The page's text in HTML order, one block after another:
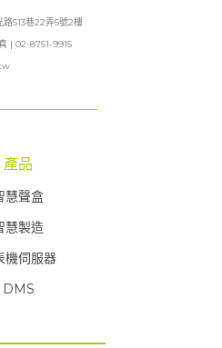
513巷22弄5號2樓
02-8751-9915
產品
慧聲盒
慧製造
機伺服器
DMS